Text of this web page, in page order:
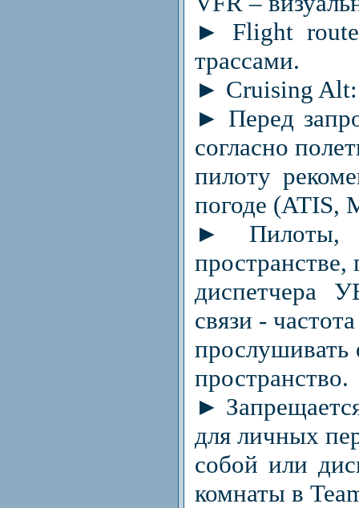
► Flight
трассами.
► Cruising
► Перед
согласно
пилоту
погоде (ATIS,
► Пилоты,
пространстве,
диспетчера
связи -
прослушивать
пространство.
►
для личных
собой или
комнаты в